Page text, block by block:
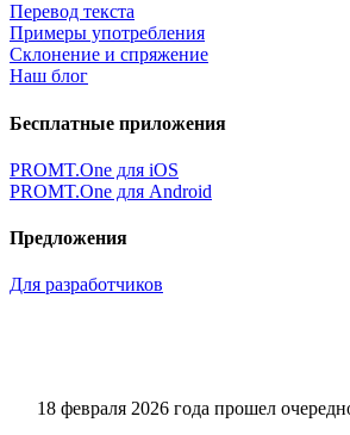
Перевод текста
Примеры употребления
Склонение и спряжение
Наш блог
Бесплатные приложения
PROMT.One для iOS
PROMT.One для Android
Предложения
Для разработчиков
18 февраля 2026 года прошел